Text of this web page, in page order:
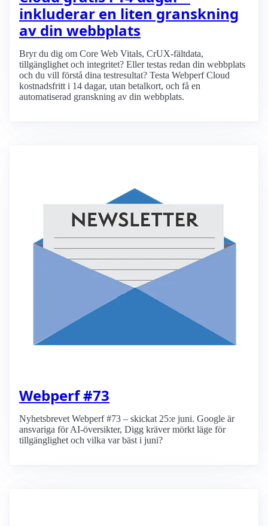
inkluderar en liten granskning
av din webbplats
Bryr du dig om Core Web Vitals, CrUX-fältdata,
tillgänglighet och integritet? Eller testas redan din webbplats
och du vill förstå dina testresultat? Testa Webperf Cloud
kostnadsfritt i 14 dagar, utan betalkort, och få en
automatiserad granskning av din webbplats.
Webperf #73
Nyhetsbrevet Webperf #73 – skickat 25:e juni. Google är
ansvariga för AI-översikter, Digg kräver mörkt läge för
tillgänglighet och vilka var bäst i juni?